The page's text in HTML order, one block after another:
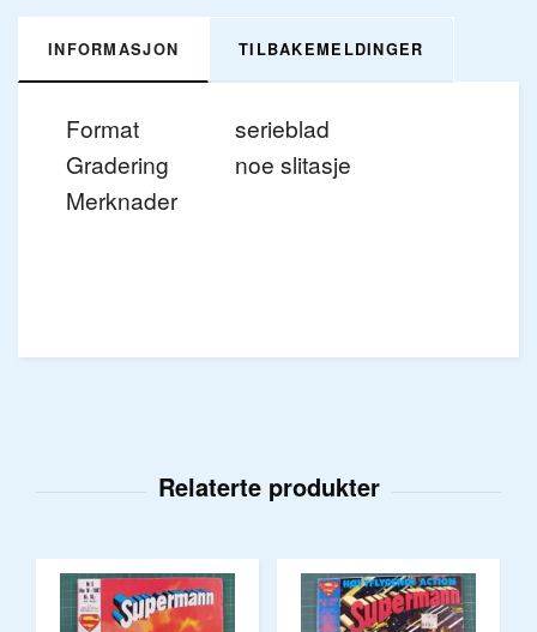
INFORMASJON TILBAKEMELDINGER
Format
serieblad
Gradering
noe slitasje
Merknader